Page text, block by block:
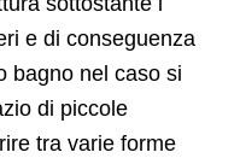
e di conseguenza
bagno nel caso si
di piccole
tra varie forme